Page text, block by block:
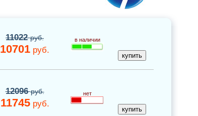
11022руб.
10701 руб.
в наличии
12096руб.
11745руб.
нет